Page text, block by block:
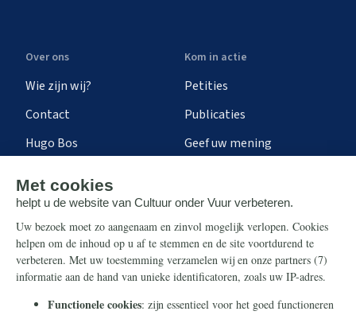
Over ons
Wie zijn wij?
Contact
Hugo Bos
Kom in actie
Petities
Publicaties
Geef uw mening
Steun ons
Nieuwsbrief
Eenmalig
Maandelijks
Info
Contact
Ontvang onze Telegram-
berichten